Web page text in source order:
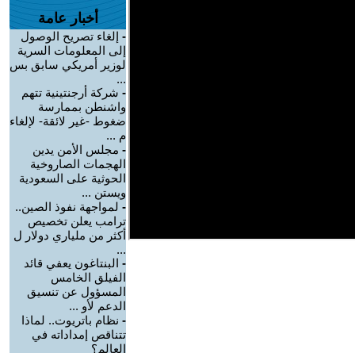
أخبار عامة
- إلغاء تصريح الوصول
إلى المعلومات السرية
لوزير أمريكي سابق بس
...
- شركة أرجنتينية تتهم
واشنطن بممارسة
ضغوط -غير لائقة- لإلغاء
م ...
- مجلس الأمن يدين
الهجمات الصاروخية
الحوثية على السعودية
ويستن ...
- لمواجهة نفوذ الصين..
ترامب يعلن تخصيص
أكثر من ملياري دولار ل
...
- البنتاغون يعفي قائد
الفيلق الخامس
المسؤول عن تنسيق
الدعم لأو ...
- نظام باتريوت.. لماذا
تتناقص إمداداته في
العالم؟